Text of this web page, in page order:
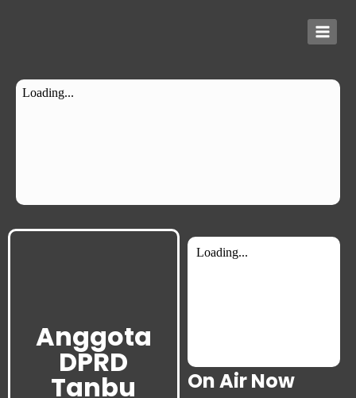
Anggota
DPRD
Tanbu On Air Now